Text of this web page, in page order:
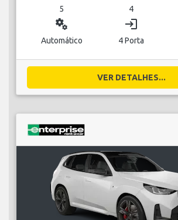
5 4
miscellaneous_services
Automático
login
4 Porta
VER DETALHES...